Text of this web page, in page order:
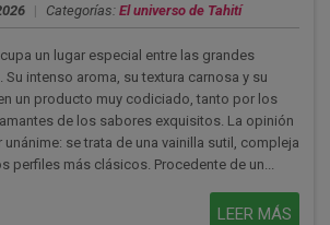
| Categorías: El universo de Tahití
un lugar especial entre las grandes
intenso aroma, su textura carnosa y su
un producto muy codiciado, tanto por los
de los sabores exquisitos. La opinión
se trata de una vainilla sutil, compleja
perfiles más clásicos. Procedente de un...
LEER MÁS